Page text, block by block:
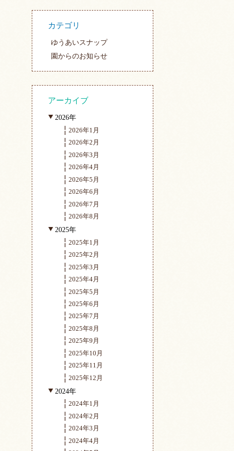
カテゴリ
ゆうあいスナップ
園からのお知らせ
アーカイブ
2026年
2026年1月
2026年2月
2026年3月
2026年4月
2026年5月
2026年6月
2026年7月
2026年8月
2025年
2025年1月
2025年2月
2025年3月
2025年4月
2025年5月
2025年6月
2025年7月
2025年8月
2025年9月
2025年10月
2025年11月
2025年12月
2024年
2024年1月
2024年2月
2024年3月
2024年4月